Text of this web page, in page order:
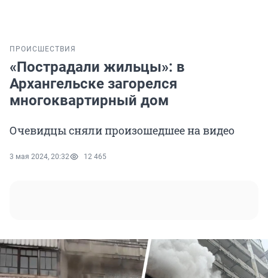
ПРОИСШЕСТВИЯ
«Пострадали жильцы»: в
Архангельске загорелся
многоквартирный дом
Очевидцы сняли произошедшее на видео
3 мая 2024, 20:32 12 465